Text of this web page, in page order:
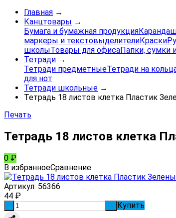
Главная →
Канцтовары →
Бумага и бумажная продукция
маркеры и текстовыделителиКраски
школыТовары для офисаПапки, сумки
Тетради →
Тетради предметныеТетради на
для нот
Тетради школьные →
Тетрадь 18 листов клетка Пластик
Печать
Тетрадь 18 листов клетка
0 ₽
В избранноеСравнение
Артикул: 56366
44 ₽
Купить